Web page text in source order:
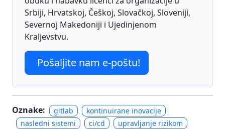
Srbiji, Hrvatskoj, Češkoj, Slovačkoj, Sloveniji,
Severnoj Makedoniji i Ujedinjenom
Kraljevstvu.
Pošaljite nam e-poštu!
Oznake: gitlab
kontinuirane inovacije
nasledni sistemi
ci/cd
upravljanje rizikom